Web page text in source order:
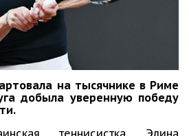
на тысячнике в Риме
добыла уверенную победу